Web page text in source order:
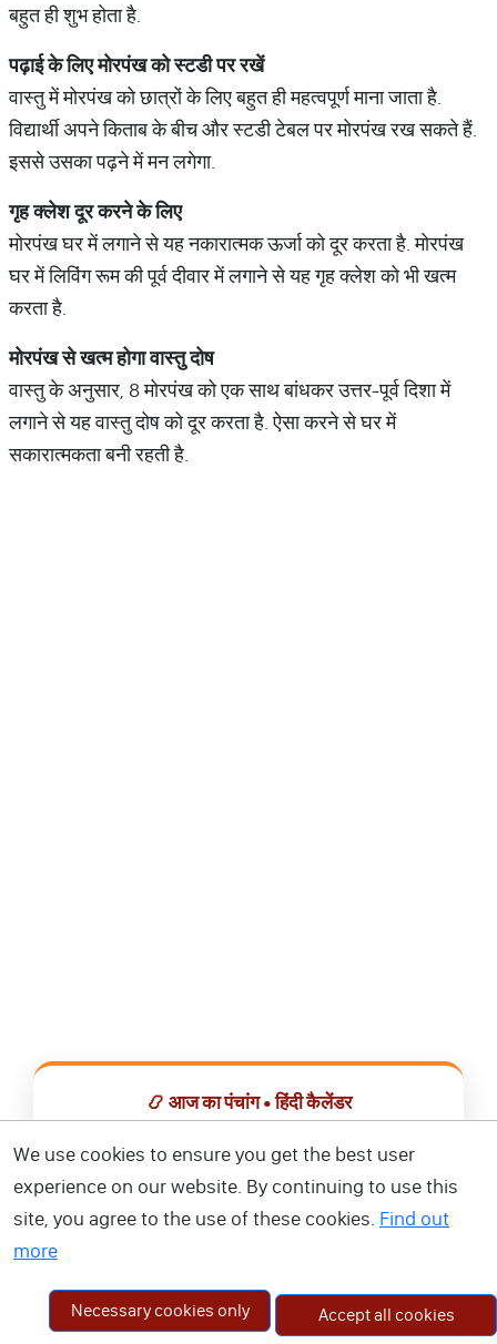
बहुत ही शुभ होता है.
पढ़ाईकेलिएमोरपंखकोस्टडीपररखें
वास्तु में मोरपंख को छात्रों के लिए बहुत ही महत्वपूर्ण माना जाता है.
विद्यार्थी अपने किताब के बीच और स्टडी टेबल पर मोरपंख रख सकते हैं.
इससे उसका पढ़ने में मन लगेगा.
गृहक्लेशदूरकरनेकेलिए
मोरपंख घर में लगाने से यह नकारात्मक ऊर्जा को दूर करता है. मोरपंख
घर में लिविंग रूम की पूर्व दीवार में लगाने से यह गृह क्लेश को भी खत्म
करता है.
मोरपंखसेखत्महोगावास्तुदोष
वास्तु के अनुसार, 8 मोरपंख को एक साथ बांधकर उत्तर-पूर्व दिशा में
लगाने से यह वास्तु दोष को दूर करता है. ऐसा करने से घर में
सकारात्मकता बनी रहती है.
📿 आज का पंचांग • हिंदी कैलेंडर
📅 हिंदी कैलेंडर ऐप डाउनलोड करें
We use cookies to ensure you get the best user
experience on our website. By continuing to use this
site, you agree to the use of these cookies. Find out
more
Necessary cookies only Accept all cookies